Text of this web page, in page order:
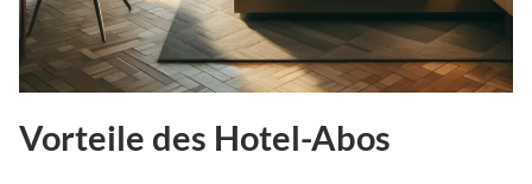
Vorteile des Hotel-Abos